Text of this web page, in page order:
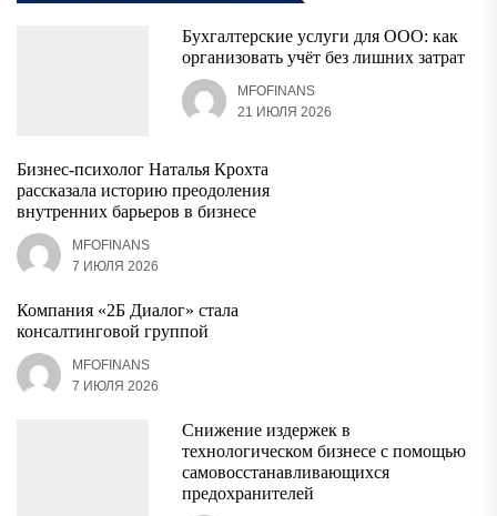
Бухгалтерские услуги для ООО: как
организовать учёт без лишних затрат
MFOFINANS
21 ИЮЛЯ 2026
Бизнес-психолог Наталья Крохта
рассказала историю преодоления
внутренних барьеров в бизнесе
MFOFINANS
7 ИЮЛЯ 2026
Компания «2Б Диалог» стала
консалтинговой группой
MFOFINANS
7 ИЮЛЯ 2026
Снижение издержек в
технологическом бизнесе с помощью
самовосстанавливающихся
предохранителей